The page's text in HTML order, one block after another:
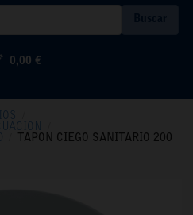
0,00 €
TAPON CIEGO SANITARIO 200